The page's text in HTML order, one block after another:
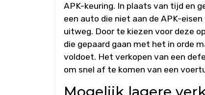
APK-keuring. In plaats van tijd en
een auto die niet aan de APK-
uitweg. Door te kiezen voor deze
die gepaard gaan met het in orde
voldoet. Het verkopen van een
om snel af te komen van een
Mogelijk lagere